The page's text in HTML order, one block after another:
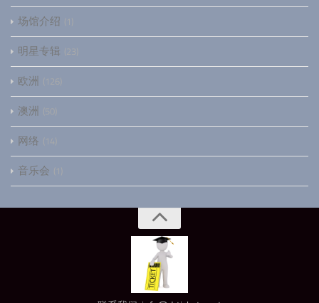
场馆介绍 1
明星专辑 23
欧洲 126
澳洲 50
网络 14
音乐会 1